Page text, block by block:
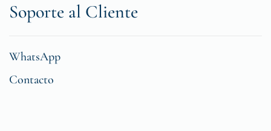
Soporte al Cliente
WhatsApp
Contacto